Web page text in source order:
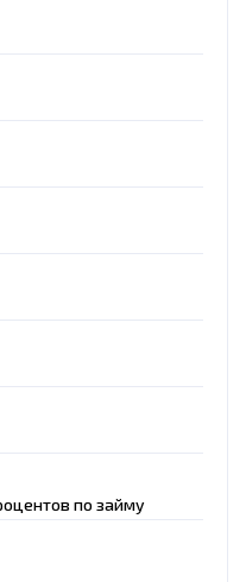
по займу